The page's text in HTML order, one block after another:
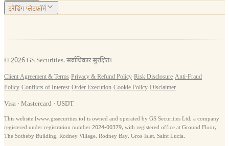
ट्रेडिंग प्लेटफ़ॉर्म
© 2026 GS Securities. सर्वाधिकार सुरक्षित।
Client Agreement & Terms Privacy & Refund Policy Risk Disclosure Anti-Fraud
Policy Conflicts of Interest Order Execution Cookie Policy Disclaimer
Visa · Mastercard · USDT
This website (www.gssecurities.io) is owned and operated by GS Securities Ltd, a company
registered under registration number 2024-00379, with registered office at Ground Floor,
The Sotheby Building, Rodney Village, Rodney Bay, Gros-Islet, Saint Lucia.